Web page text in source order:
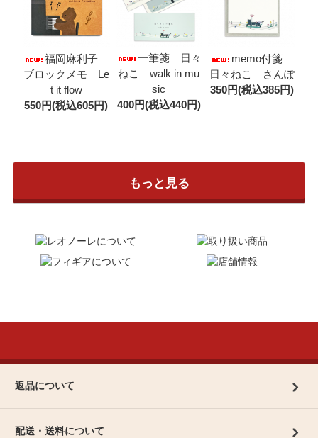
福岡麻利子
ブロックメモ Le
t it flow
550円(税込605円)
一筆箋 日々
ねこ walk in mu
sic
400円(税込440円)
memo付箋
日々ねこ さんぽ
350円(税込385円)
もっと見る
返品について
配送・送料について